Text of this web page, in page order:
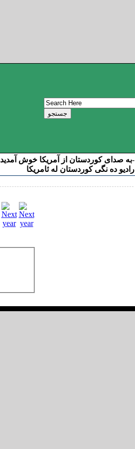
به صدای کوردستان از آمریکا خوش آمدید-
رادیو ده نگی کوردستان له ئامریکا